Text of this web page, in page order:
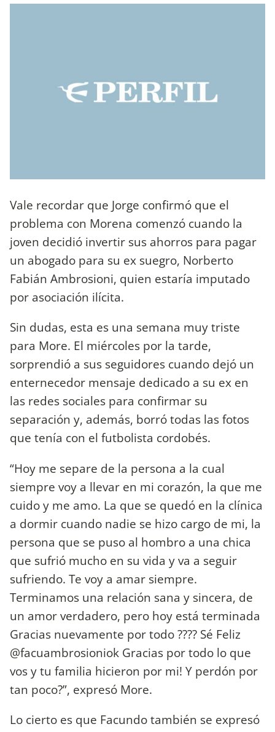
Vale recordar que Jorge confirmó que el
problema con Morena comenzó cuando la
joven decidió invertir sus ahorros para pagar
un abogado para su ex suegro, Norberto
Fabián Ambrosioni, quien estaría imputado
por asociación ilícita.
Sin dudas, esta es una semana muy triste
para More. El miércoles por la tarde,
sorprendió a sus seguidores cuando dejó un
enternecedor mensaje dedicado a su ex en
las redes sociales para confirmar su
separación y, además, borró todas las fotos
que tenía con el futbolista cordobés.
“Hoy me separe de la persona a la cual
siempre voy a llevar en mi corazón, la que me
cuido y me amo. La que se quedó en la clínica
a dormir cuando nadie se hizo cargo de mi, la
persona que se puso al hombro a una chica
que sufrió mucho en su vida y va a seguir
sufriendo. Te voy a amar siempre.
Terminamos una relación sana y sincera, de
un amor verdadero, pero hoy está terminada
Gracias nuevamente por todo ???? Sé Feliz
@facuambrosioniok Gracias por todo lo que
vos y tu familia hicieron por mi! Y perdón por
tan poco?”, expresó More.
Lo cierto es que Facundo también se expresó